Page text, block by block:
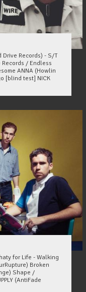
Drive Records) - S/T
/ Endless
ANNA (Howlin
[blind test] NICK
for Life - Walking
Broken
Shape /
(AntiFade